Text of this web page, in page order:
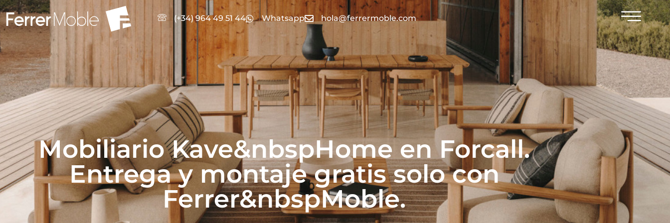
(+34) 964 49 51 44 Whatsapp hola@ferrermoble.com
Mobiliario Kave&nbspHome en Forcall.
Entrega y montaje gratis solo con
Ferrer&nbspMoble.